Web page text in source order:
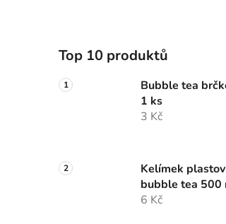
Top 10 produktů
Bubble tea
1 ks
3 Kč
Kelímek
bubble tea 500
6 Kč